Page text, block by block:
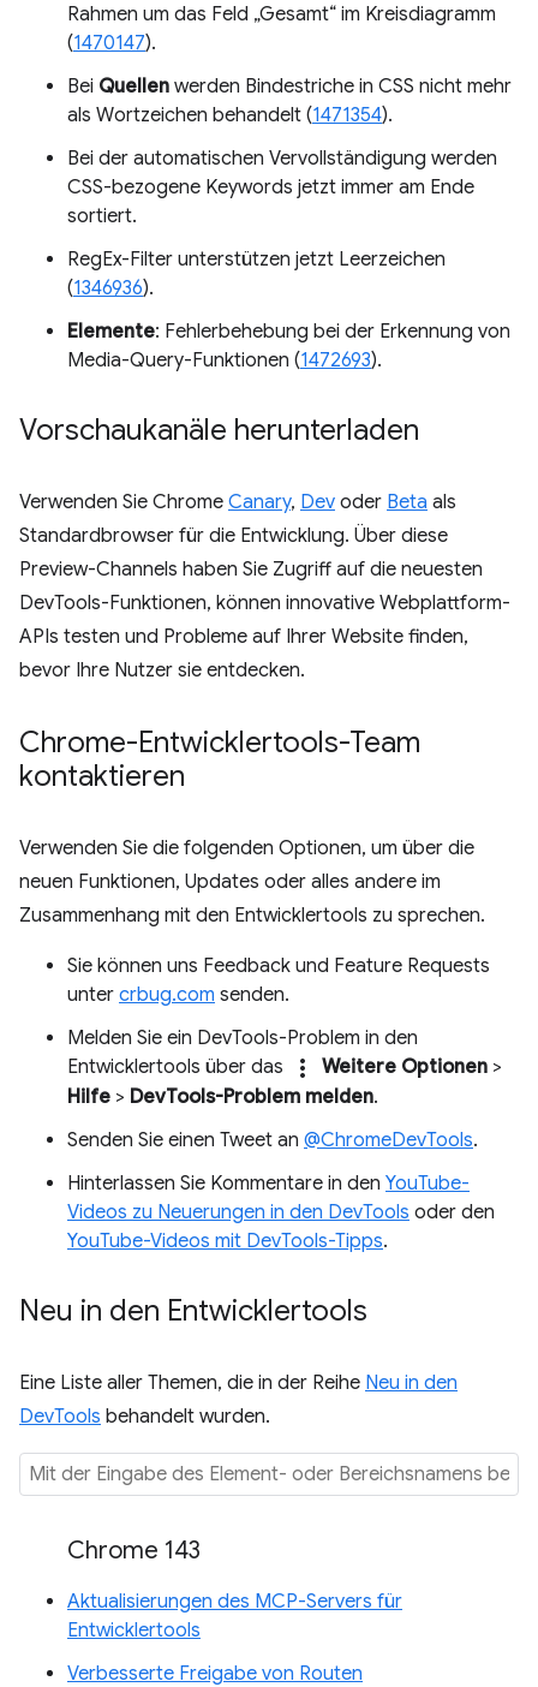
Rahmen um das Feld „Gesamt“ im Kreisdiagramm
(1470147).
Bei Quellen werden Bindestriche in CSS nicht mehr
als Wortzeichen behandelt (1471354).
Bei der automatischen Vervollständigung werden
CSS-bezogene Keywords jetzt immer am Ende
sortiert.
RegEx-Filter unterstützen jetzt Leerzeichen
(1346936).
Elemente: Fehlerbehebung bei der Erkennung von
Media-Query-Funktionen (1472693).
Vorschaukanäle herunterladen
Verwenden Sie Chrome Canary, Dev oder Beta als
Standardbrowser für die Entwicklung. Über diese
Preview-Channels haben Sie Zugriff auf die neuesten
DevTools-Funktionen, können innovative Webplattform-
APIs testen und Probleme auf Ihrer Website finden,
bevor Ihre Nutzer sie entdecken.
Chrome-Entwicklertools-Team
kontaktieren
Verwenden Sie die folgenden Optionen, um über die
neuen Funktionen, Updates oder alles andere im
Zusammenhang mit den Entwicklertools zu sprechen.
Sie können uns Feedback und Feature Requests
unter crbug.com senden.
Melden Sie ein DevTools-Problem in den
Entwicklertools über das
more_vert Weitere Optionen >
Hilfe > DevTools-Problem melden.
Senden Sie einen Tweet an @ChromeDevTools.
Hinterlassen Sie Kommentare in den YouTube-
Videos zu Neuerungen in den DevTools oder den
YouTube-Videos mit DevTools-Tipps.
Neu in den Entwicklertools
Eine Liste aller Themen, die in der Reihe Neu in den
DevTools behandelt wurden.
Chrome 143
Aktualisierungen des MCP-Servers für
Entwicklertools
Verbesserte Freigabe von Routen